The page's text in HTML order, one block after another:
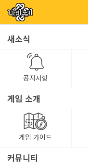
새소식
공지사항
게임 소개
게임 가이드
커뮤니티